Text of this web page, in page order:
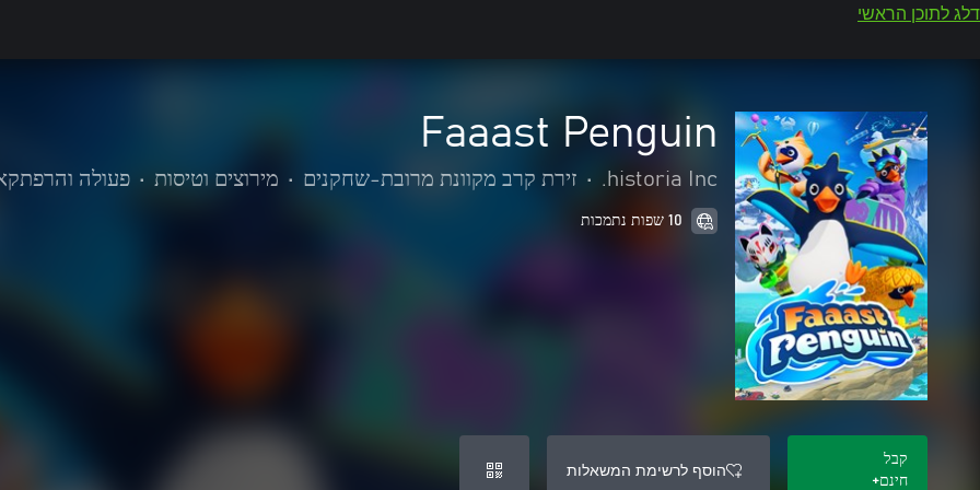
דלג לתוכן הראשי
Faaast Penguin
historia Inc.
• זירת קרב מקוונת מרובת-שחקנים • מירוצים וטיסות • פעולה
10 שפות נתמכות
קבל
חינם+
הוסף לרשימת המשאלות